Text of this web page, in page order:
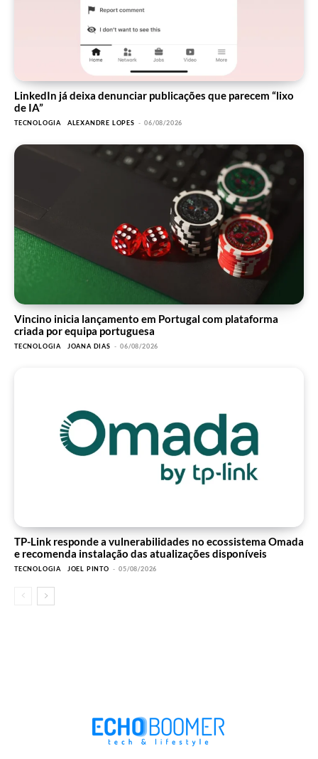
LinkedIn já deixa denunciar publicações que parecem “lixo
de IA”
TECNOLOGIA ALEXANDRE LOPES - 06/08/2026
Vincino inicia lançamento em Portugal com plataforma
criada por equipa portuguesa
TECNOLOGIA JOANA DIAS - 06/08/2026
TP-Link responde a vulnerabilidades no ecossistema Omada
e recomenda instalação das atualizações disponíveis
TECNOLOGIA JOEL PINTO - 05/08/2026